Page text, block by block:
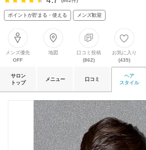
ポイントが貯まる・使える メンズ歓迎
メンズ優先
OFF
地図
口コミ投稿
(862)
お気に入り
(435)
サロン
トップ
メニュー 口コミ
ヘア
スタイル